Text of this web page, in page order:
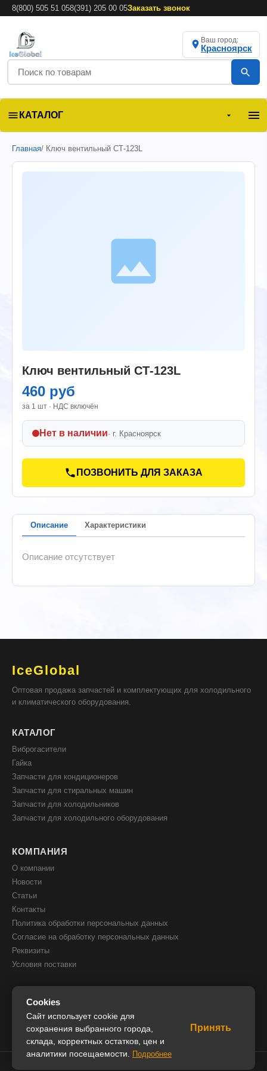
8(800) 505 51 058(391) 205 00 05Заказать звонок
Ваш город:
Красноярск
КАТАЛОГ
Главная/ Ключ вентильный СТ-123L
Ключ вентильный СТ-123L
460 руб
за 1 шт · НДС включён
Нет в наличии· г. Красноярск
ПОЗВОНИТЬ ДЛЯ ЗАКАЗА
Описание Характеристики
Описание отсутствует
IceGlobal
Оптовая продажа запчастей и комплектующих для холодильного
и климатического оборудования.
КАТАЛОГ
Виброгасители
Гайка
Запчасти для кондиционеров
Запчасти для стиральных машин
Запчасти для холодильников
Запчасти для холодильного оборудования
КОМПАНИЯ
О компании
Новости
Статьи
Контакты
Политика обработки персональных данных
Согласие на обработку персональных данных
Реквизиты
Условия поставки
КОНТАКТЫ
8(800) 505 51 05
8(391) 205 00 05
info@iceglobal.ru
© 2026 IceGlobal. Все права защищены.
Cookies
Сайт использует cookie для
сохранения выбранного города,
склада, корректных остатков, цен и
аналитики посещаемости.
Подробнее
Принять